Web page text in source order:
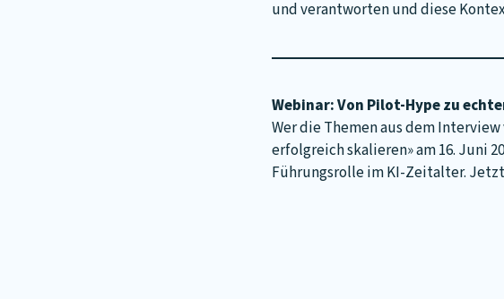
und verantworten und diese
Webinar: Von Pilot-Hype zu
Wer die Themen aus dem
erfolgreich skalieren» am 16. Juni
Führungsrolle im KI-Zeitalter.